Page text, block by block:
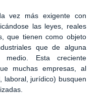
vez más exigente con
las leyes, reales
que tienen como objeto
que de alguna
medio. Esta creciente
muchas empresas, al
laboral, jurídico) busquen